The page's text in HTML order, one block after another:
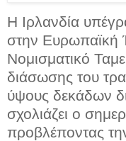
Η Ιρλανδία
στην Ευρωπαϊκή
Νομισματικό
διάσωσης του
ύψους δεκάδων
σχολιάζει ο
προβλέποντας